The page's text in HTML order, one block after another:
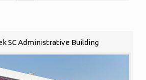
SC Administrative Building